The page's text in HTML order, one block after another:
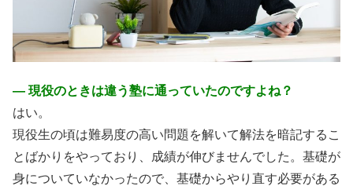
― 現役のときは違う塾に通っていたのですよね？
はい。
現役生の頃は難易度の高い問題を解いて解法を暗記するこ
とばかりをやっており、成績が伸びませんでした。基礎が
身についていなかったので、基礎からやり直す必要がある